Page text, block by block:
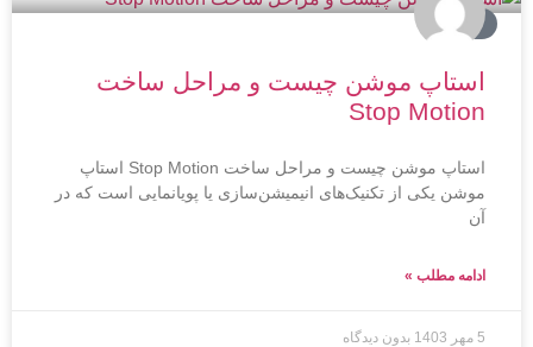
تبلیغات
استاپ موشن چیست و مراحل ساخت
Stop Motion
استاپ موشن چیست و مراحل ساخت Stop Motion استاپ
موشن یکی از تکنیک‌های انیمیشن‌سازی یا پویانمایی است که در
آن
ادامه مطلب »
5 مهر 1403 بدون دیدگاه